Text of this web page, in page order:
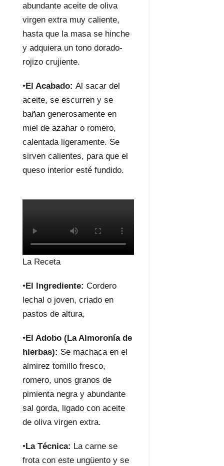
abundante aceite de oliva
virgen extra muy caliente,
hasta que la masa se hinche
y adquiera un tono dorado-
rojizo crujiente.
•El Acabado: Al sacar del
aceite, se escurren y se
bañan generosamente en
miel de azahar o romero,
calentada ligeramente. Se
sirven calientes, para que el
queso interior esté fundido.
La Receta
•El Ingrediente: Cordero
lechal o joven, criado en
pastos de altura,
•El Adobo (La Almoronía de
hierbas): Se machaca en el
almirez tomillo fresco,
romero, unos granos de
pimienta negra y abundante
sal gorda, ligado con aceite
de oliva virgen extra.
•La Técnica: La carne se
frota con este ungüento y se